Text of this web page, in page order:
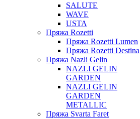
SALUTE
WAVE
USTA
Пряжа Rozetti
Пряжа Rozetti Lumen
Пряжа Rozetti Destina
Пряжа Nazli Gelin
NAZLI GELIN
GARDEN
NAZLI GELIN
GARDEN
METALLIC
Пряжа Svarta Faret